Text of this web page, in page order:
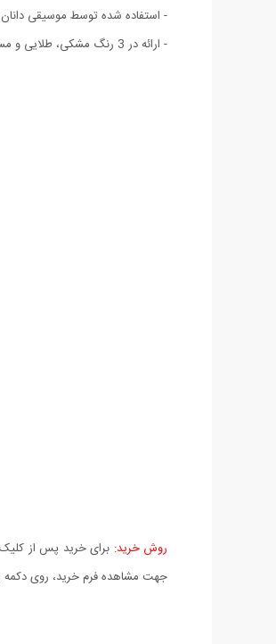
- استفاده شده توسط موسیقی
- ارائه در 3 رنگ مشکی، طلایی و مسی
روش خرید: برای خرید پس از
جهت مشاهده فرم خرید، روی دکمه